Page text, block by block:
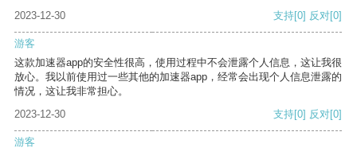
2023-12-30 支持[0] 反对[0]
游客
这款加速器app的安全性很高，使用过程中不会泄露个人信息，这让我很
放心。我以前使用过一些其他的加速器app，经常会出现个人信息泄露的
情况，这让我非常担心。
2023-12-30
支持[0] 反对[0]
游客